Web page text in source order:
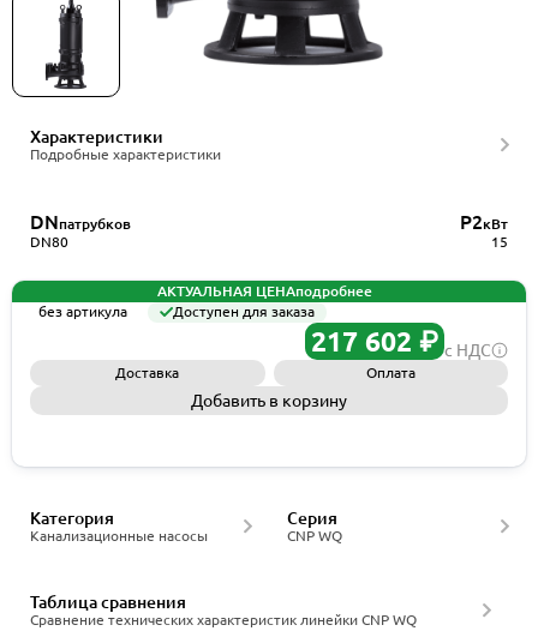
Характеристики
Подробные характеристики
DNпатрубков
DN80
P2кВт
15
АКТУАЛЬНАЯ ЦЕНАподробнее
без артикула
Доступен для заказа
217 602 ₽ с НДС
Доставка Оплата
Добавить в корзину
Канализационные насосы
Категория
CNP WQ
Серия
Сравнение технических характеристик линейки CNP WQ
Таблица сравнения